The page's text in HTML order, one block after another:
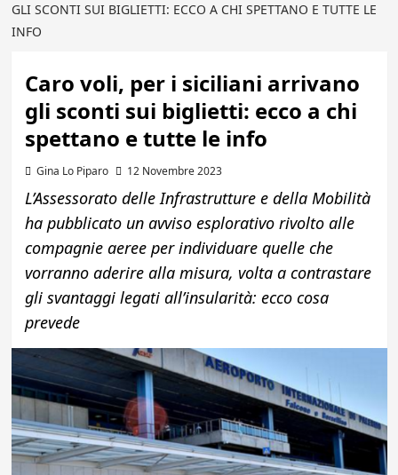
GLI SCONTI SUI BIGLIETTI: ECCO A CHI SPETTANO E TUTTE LE
INFO
Caro voli, per i siciliani arrivano
gli sconti sui biglietti: ecco a chi
spettano e tutte le info
Gina Lo Piparo 12 Novembre 2023
L’Assessorato delle Infrastrutture e della Mobilità
ha pubblicato un avviso esplorativo rivolto alle
compagnie aeree per individuare quelle che
vorranno aderire alla misura, volta a contrastare
gli svantaggi legati all’insularità: ecco cosa
prevede